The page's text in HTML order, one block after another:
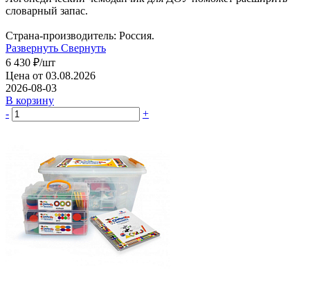
словарный запас.
Страна-производитель: Россия.
Развернуть Свернуть
6 430 ₽/шт
Цена от 03.08.2026
2026-08-03
В корзину
-
+